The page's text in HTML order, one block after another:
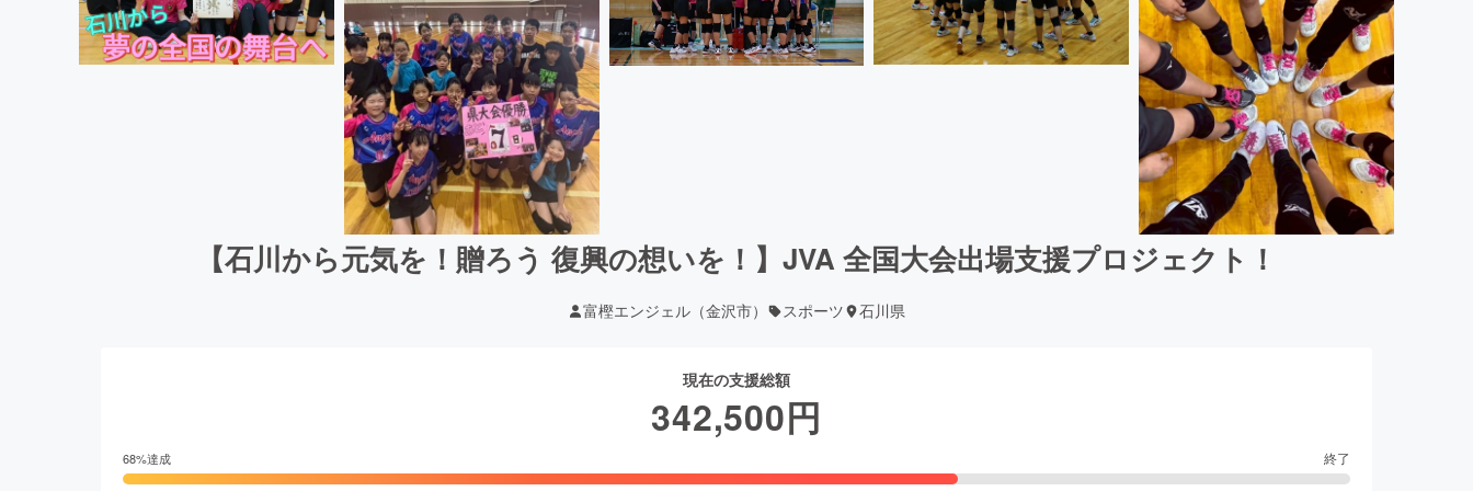
【石川から元気を！贈ろう 復興の想いを！】JVA 全国大会出場支援プロジェクト！
富樫エンジェル（金沢市） スポーツ 石川県
現在の支援総額
342,500円
68%達成 終了